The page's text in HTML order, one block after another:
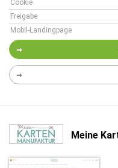
Cookie
Freigabe
Mobil-Landingpage
Meine